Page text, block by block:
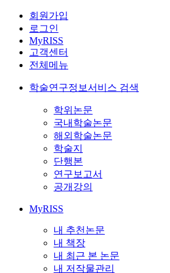
회원가입
로그인
MyRISS
고객센터
전체메뉴
학술연구정보서비스 검색
학위논문
국내학술논문
해외학술논문
학술지
단행본
연구보고서
공개강의
MyRISS
내 추천논문
내 책장
내 최근 본 논문
내 저작물관리